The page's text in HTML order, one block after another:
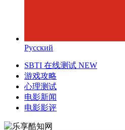
Русский
SBTI 在线测试 NEW
游戏攻略
心理测试
电影新闻
电影影评